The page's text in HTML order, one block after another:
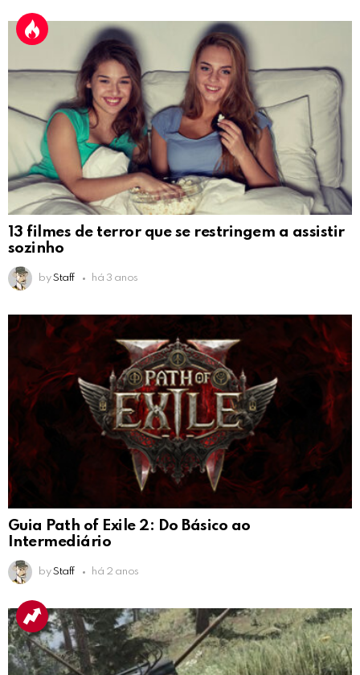
13 filmes de terror que se restringem a assistir
sozinho
by Staff há 3 anos
Guia Path of Exile 2: Do Básico ao
Intermediário
by Staff há 2 anos